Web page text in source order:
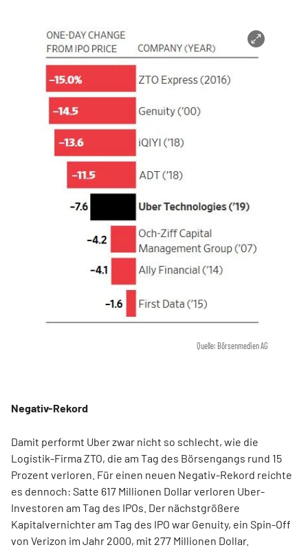
Quelle: Börsenmedien AG
Negativ-Rekord
Damit performt Uber zwar nicht so schlecht, wie die
Logistik-Firma ZTO, die am Tag des Börsengangs rund 15
Prozent verloren. Für einen neuen Negativ-Rekord reichte
es dennoch: Satte 617 Millionen Dollar verloren Uber-
Investoren am Tag des IPOs. Der nächstgrößere
Kapitalvernichter am Tag des IPO war Genuity, ein Spin-Off
von Verizon im Jahr 2000, mit 277 Millionen Dollar.